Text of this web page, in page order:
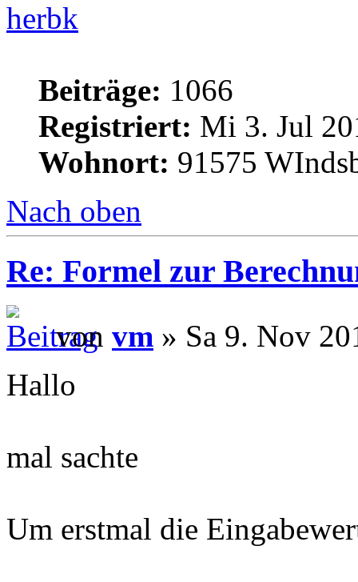
herbk
Beiträge: 1066
Registriert: Mi 3. Jul
Wohnort: 91575
Nach oben
Re: Formel zur
von vm » Sa 9. Nov
Hallo
mal sachte
Um erstmal die